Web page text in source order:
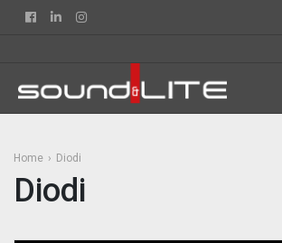
FacebookLinkedin
Home Diodi
Diodi